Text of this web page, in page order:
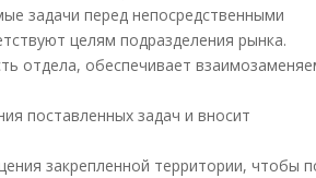
задачи перед непосредственными
целям подразделения рынка.
отдела, обеспечивает
поставленных задач и вносит
закрепленной территории, чтобы